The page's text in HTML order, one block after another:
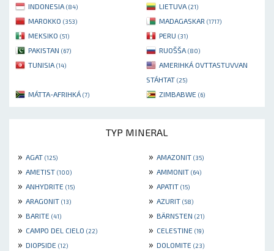
INDONESIA (84) LIETUVA (21)
MAROKKO (353) MADAGASKAR (1717)
MEKSIKO (51) PERU (31)
PAKISTAN (67) RUOŠŠA (80)
TUNISIA (14)
AMERIHKÁ OVTTASTUVVAN
STÁHTAT (25)
MÁTTA-AFRIHKÁ (7) ZIMBABWE (6)
TYP MINERAL
» AGAT (125) » AMAZONIT (35)
» AMETIST (100) » AMMONIT (64)
» ANHYDRITE (15) » APATIT (15)
» ARAGONIT (13) » AZURIT (58)
» BARITE (41) » BÄRNSTEN (21)
» CAMPO DEL CIELO (22) » CELESTINE (19)
» DIOPSIDE (12) » DOLOMITE (23)